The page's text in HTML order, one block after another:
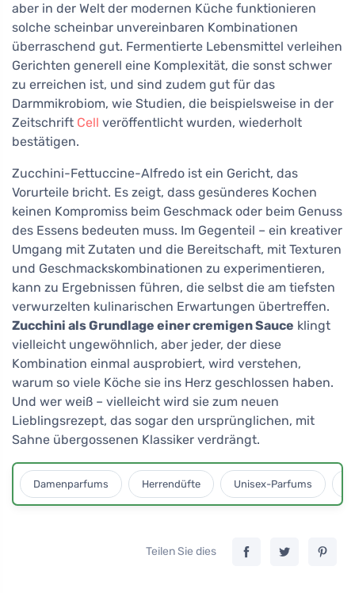
aber in der Welt der modernen Küche funktionieren
solche scheinbar unvereinbaren Kombinationen
überraschend gut. Fermentierte Lebensmittel verleihen
Gerichten generell eine Komplexität, die sonst schwer
zu erreichen ist, und sind zudem gut für das
Darmmikrobiom, wie Studien, die beispielsweise in der
Zeitschrift Cell veröffentlicht wurden, wiederholt
bestätigen.
Zucchini-Fettuccine-Alfredo ist ein Gericht, das
Vorurteile bricht. Es zeigt, dass gesünderes Kochen
keinen Kompromiss beim Geschmack oder beim Genuss
des Essens bedeuten muss. Im Gegenteil – ein kreativer
Umgang mit Zutaten und die Bereitschaft, mit Texturen
und Geschmackskombinationen zu experimentieren,
kann zu Ergebnissen führen, die selbst die am tiefsten
verwurzelten kulinarischen Erwartungen übertreffen.
Zucchini als Grundlage einer cremigen Sauce klingt
vielleicht ungewöhnlich, aber jeder, der diese
Kombination einmal ausprobiert, wird verstehen,
warum so viele Köche sie ins Herz geschlossen haben.
Und wer weiß – vielleicht wird sie zum neuen
Lieblingsrezept, das sogar den ursprünglichen, mit
Sahne übergossenen Klassiker verdrängt.
Damenparfums Herrendüfte Unisex-Parfums
Teilen Sie dies